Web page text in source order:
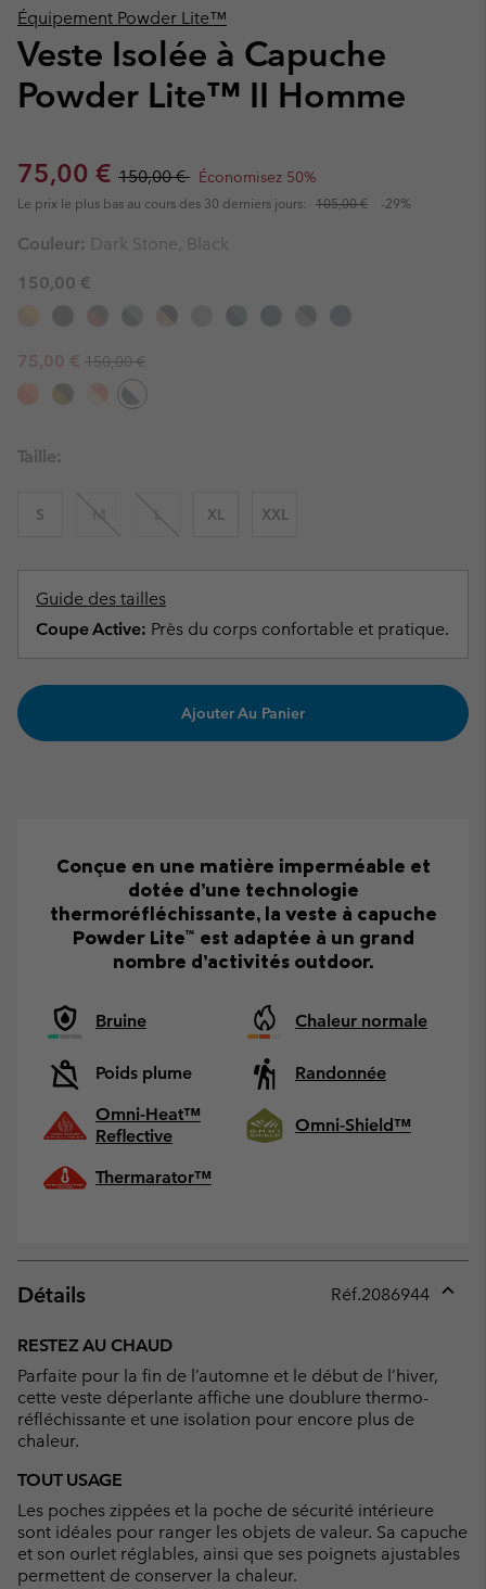
Équipement Powder Lite™
Veste Isolée à Capuche
Powder Lite™ II Homme
Sale price:
75,00 € Regular price:
150,00 € Économisez 50%
Le prix le plus bas au cours des 30 derniers jours: 105,00 € -29%
Couleur: Dark Stone, Black
150,00 €
Sale price:
75,00 € Regular price:
150,00 €
Taille:
S M L XL XXL
Guide des tailles
Coupe Active: Près du corps confortable et pratique.
Ajouter Au Panier
Conçue en une matière imperméable et
dotée d’une technologie
thermoréfléchissante, la veste à capuche
Powder Lite™ est adaptée à un grand
nombre d’activités outdoor.
Bruine Chaleur normale
Poids plume
Randonnée
Omni-Heat™
Reflective
Omni-Shield™
Thermarator™
Détails Réf.2086944
RESTEZ AU CHAUD
Parfaite pour la fin de l’automne et le début de l’hiver,
cette veste déperlante affiche une doublure thermo-
réfléchissante et une isolation pour encore plus de
chaleur.
TOUT USAGE
Les poches zippées et la poche de sécurité intérieure
sont idéales pour ranger les objets de valeur. Sa capuche
et son ourlet réglables, ainsi que ses poignets ajustables
permettent de conserver la chaleur.